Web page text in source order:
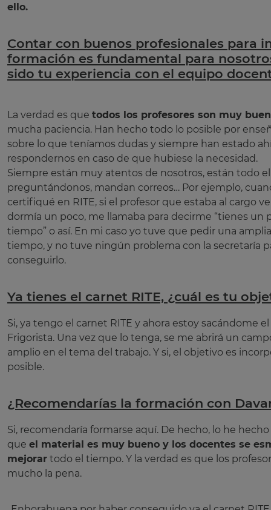
ello.
Contar con buenos profesionales para
formación es fundamental para
sido tu experiencia con el equipo
La verdad es que todos los profesores son muy
mucha paciencia. Han hecho todo lo posible por
sobre lo que teníamos dudas y siempre han estado
respondernos en caso de que hubiese la necesidad.
Siempre están muy atentos de nosotros, están todo
preguntándonos, mandan correos… Por ejemplo,
certifiqué en RITE, si el profesor que estaba al cargo
dormía un poco, me llamaba para decirme “tienes un
tiempo” o así. En mi caso yo tuve que pedir una
tiempo, y no tuve ningún problema con la secretaría
conseguirlo.
Ya tienes el carnet RITE, ¿cuál es tu
Si, ya tengo el carnet RITE y ahora estoy sacándome
Frigorista. Una vez que lo tenga, se me abrirá un
amplio en el tema del trabajo. Y si, el objetivo es
posible.
¿Recomendarías la formación con
Si, recomendaría formarse aquí. De hecho, lo he
que el material es muy bueno y los docentes se
mejorar todo el tiempo. Y la verdad es que los
mucho la pena.